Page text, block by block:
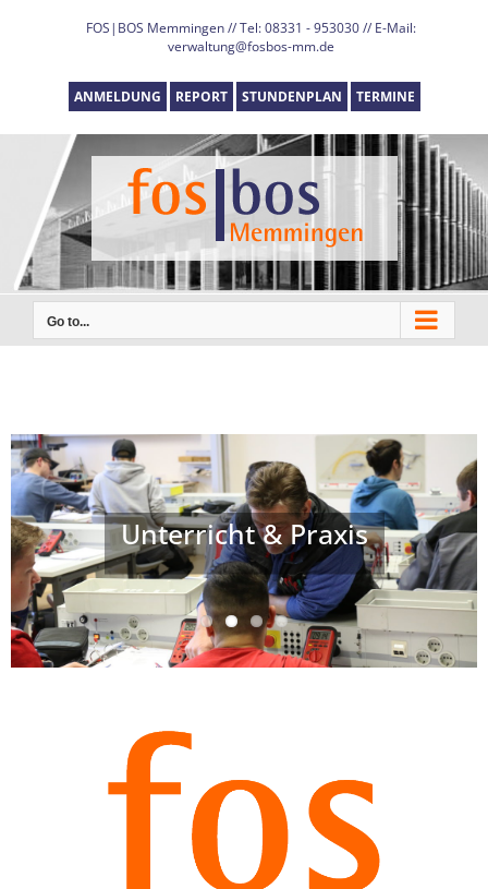
FOS|BOS Memmingen // Tel: 08331 - 953030 // E-Mail:
verwaltung@fosbos-mm.de
ANMELDUNG REPORT STUNDENPLAN TERMINE
Go to...
Unterricht & Praxis